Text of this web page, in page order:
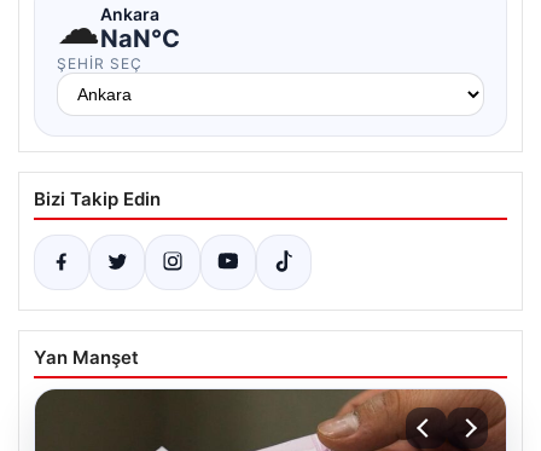
☁Ankara
NaN°C
ŞEHIR SEÇ
Bizi Takip Edin
Yan Manşet